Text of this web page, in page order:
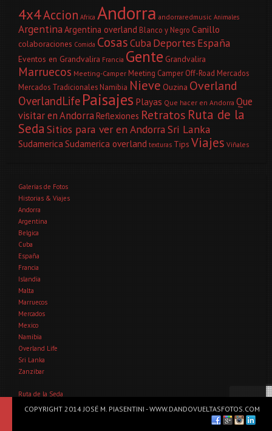
4x4Accion Africa Andorra andorraredmusic Animales
ArgentinaArgentina overland Blanco y Negro Canillo
colaboraciones Comida CosasCubaDeportes España
Eventos en Grandvalira Francia Gente Grandvalira
Marruecos Meeting-Camper Meeting Camper Off-Road Mercados
Mercados Tradicionales Namibia Nieve Ouzina Overland
OverlandLife Paisajes Playas Que hacer en Andorra Que
visitar en AndorraReflexiones Retratos Ruta de la
SedaSitios para ver en AndorraSri Lanka
Sudamerica Sudamerica overland texturas Tips Viajes Viñales
Galerías de Fotos
Historias & Viajes
Andorra
Argentina
Belgica
Cuba
España
Francia
Islandia
Malta
Marruecos
Mercados
Mexico
Namibia
Overland Life
Sri Lanka
Zanzibar
Ruta de la Seda
Albania
COPYRIGHT 2014 JOSÉ M. PIASENTINI - WWW.DANDOVUELTASFOTOS.COM